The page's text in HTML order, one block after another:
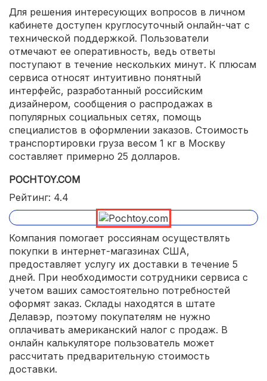
Для решения интересующих вопросов в личном
кабинете доступен круглосуточный онлайн-чат с
технической поддержкой. Пользователи
отмечают ее оперативность, ведь ответы
поступают в течение нескольких минут. К плюсам
сервиса относят интуитивно понятный
интерфейс, разработанный российским
дизайнером, сообщения о распродажах в
популярных социальных сетях, помощь
специалистов в оформлении заказов. Стоимость
транспортировки груза весом 1 кг в Москву
составляет примерно 25 долларов.
POCHTOY.COM
Рейтинг: 4.4
Компания помогает россиянам осуществлять
покупки в интернет-магазинах США,
предоставляет услугу их доставки в течение 5
дней. При необходимости сотрудники сервиса с
учетом ваших самостоятельно потребностей
оформят заказ. Склады находятся в штате
Делавэр, поэтому покупателям не нужно
оплачивать американский налог с продаж. В
онлайн калькуляторе пользователь может
рассчитать предварительную стоимость
доставки.